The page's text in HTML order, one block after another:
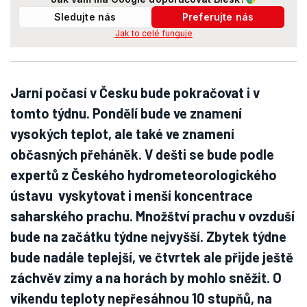
Sledujte nás
Preferujte nás
Jak to celé funguje
Jarní počasí v Česku bude pokračovat i v
tomto týdnu. Pondělí bude ve znamení
vysokých teplot, ale také ve znamení
občasných přeháněk. V dešti se bude podle
expertů z Českého hydrometeorologického
ústavu vyskytovat i menší koncentrace
saharského prachu. Množštví prachu v ovzduší
bude na začátku týdne nejvyšší. Zbytek týdne
bude nadále teplejší, ve čtvrtek ale přijde ještě
záchvěv zimy a na horách by mohlo sněžit. O
víkendu teploty nepřesáhnou 10 stupňů, na